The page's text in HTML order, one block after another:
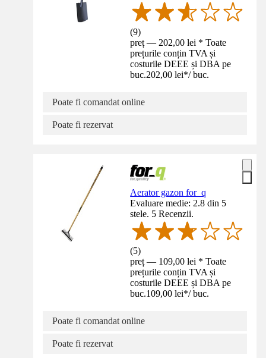
(9)
preț — 202,00 lei * Toate
prețurile conțin TVA și
costurile DEEE și DBA pe
buc.202,00 lei*/ buc.
Poate fi comandat online
Poate fi rezervat
Aerator gazon for_q
Evaluare medie: 2.8 din 5
stele. 5 Recenzii.
(5)
preț — 109,00 lei * Toate
prețurile conțin TVA și
costurile DEEE și DBA pe
buc.109,00 lei*/ buc.
Poate fi comandat online
Poate fi rezervat